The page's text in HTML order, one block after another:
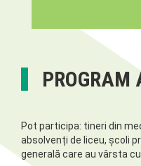
PROGRAM
Pot participa: tineri din
absolvenți de liceu, școli
generală care au vârsta